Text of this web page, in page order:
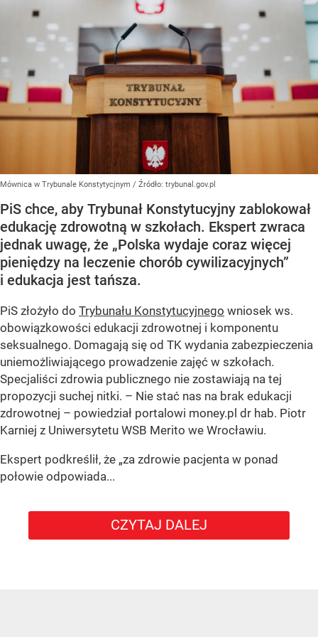
Mównica w Trybunale Konstytycjnym / Źródło: trybunal.gov.pl
PiS chce, aby Trybunał Konstytucyjny zablokował
edukację zdrowotną w szkołach. Ekspert zwraca
jednak uwagę, że „Polska wydaje coraz więcej
pieniędzy na leczenie chorób cywilizacyjnych”
i edukacja jest tańsza.
PiS złożyło do Trybunału Konstytucyjnego wniosek ws.
obowiązkowości edukacji zdrowotnej i komponentu
seksualnego. Domagają się od TK wydania zabezpieczenia
uniemożliwiającego prowadzenie zajęć w szkołach.
Specjaliści zdrowia publicznego nie zostawiają na tej
propozycji suchej nitki. – Nie stać nas na brak edukacji
zdrowotnej – powiedział portalowi money.pl dr hab. Piotr
Karniej z Uniwersytetu WSB Merito we Wrocławiu.
Ekspert podkreślił, że „za zdrowie pacjenta w ponad
połowie odpowiada...
CZYTAJ DALEJ